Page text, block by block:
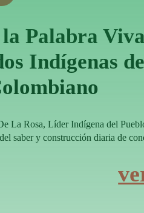
Palabra
Indígenas
La Rosa, Líder Indígena del
saber y construcción diaria de